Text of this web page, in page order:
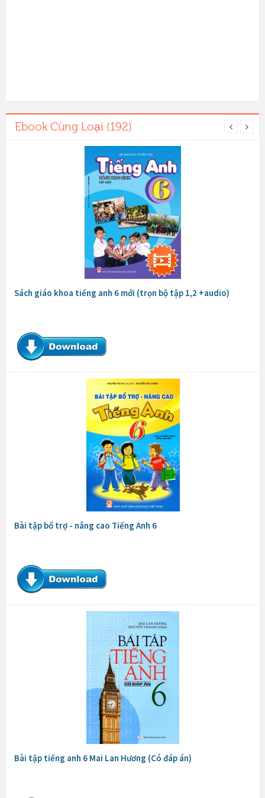
Ebook Cùng Loại (192)
Sách giáo khoa tiếng anh 6 mới (trọn bộ tập 1,2 +audio)
Bài tập bổ trợ - nâng cao Tiếng Anh 6
Bài tập tiếng anh 6 Mai Lan Hương (Có đáp án)